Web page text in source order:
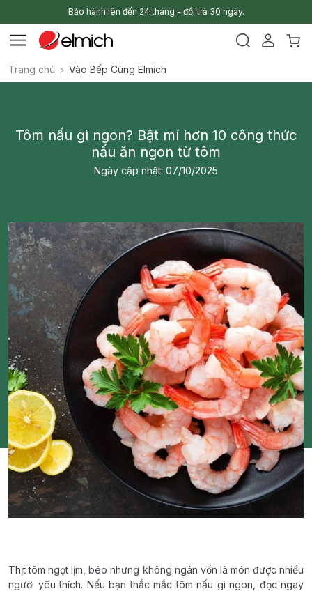
Bảo hành lên đến 24 tháng - đổi trả 30 ngày.
Trang chủ Vào Bếp Cùng Elmich
Tôm nấu gì ngon? Bật mí hơn 10 công thức
nấu ăn ngon từ tôm
Ngày cập nhật: 07/10/2025
Thịt tôm ngọt lịm, béo nhưng không ngán vốn là món được nhiều
người yêu thích. Nếu bạn thắc mắc tôm nấu gì ngon, đọc ngay